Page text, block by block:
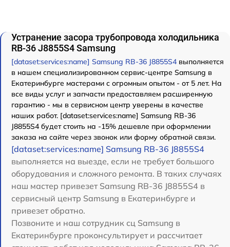
Устранение засора трубопровода холодильника
RB-36 J8855S4 Samsung
[dataset:services:name] Samsung RB-36 J8855S4 выполняется
в нашем специализированном сервис-центре Samsung в
Екатеринбурге мастерами с огромным опытом - от 5 лет. На
все виды услуг и запчасти предоставляем расширенную
гарантию - мы в сервисном центр уверены в качестве
наших работ. [dataset:services:name] Samsung RB-36
J8855S4 будет стоить на -15% дешевле при оформлении
заказа на сайте через звонок или форму обратной связи.
[dataset:services:name] Samsung RB-36 J8855S4
выполняется на выезде, если не требует большого
оборудования и сложного ремонта. В таких случаях
наш мастер привезет Samsung RB-36 J8855S4 в
сервисный центр Samsung в Екатеринбурге и
привезет обратно.
Позвоните и наш сотрудник сц Samsung в
Екатеринбурге проконсультирует и рассчитает